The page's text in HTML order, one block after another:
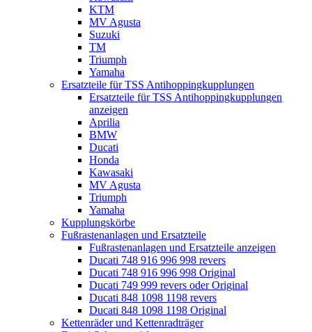
KTM
MV Agusta
Suzuki
TM
Triumph
Yamaha
Ersatzteile für TSS Antihoppingkupplungen
Ersatzteile für TSS Antihoppingkupplungen
anzeigen
Aprilia
BMW
Ducati
Honda
Kawasaki
MV Agusta
Triumph
Yamaha
Kupplungskörbe
Fußrastenanlagen und Ersatzteile
Fußrastenanlagen und Ersatzteile anzeigen
Ducati 748 916 996 998 revers
Ducati 748 916 996 998 Original
Ducati 749 999 revers oder Original
Ducati 848 1098 1198 revers
Ducati 848 1098 1198 Original
Kettenräder und Kettenradträger